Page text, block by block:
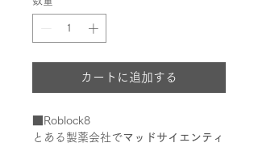
カートに追加する
■Roblock8
とある製薬会社でマッドサイエンティ